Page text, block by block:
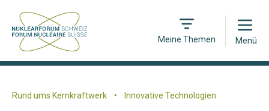
Meine Themen
Open
Menü
Rund ums Kernkraftwerk • Innovative Technologien